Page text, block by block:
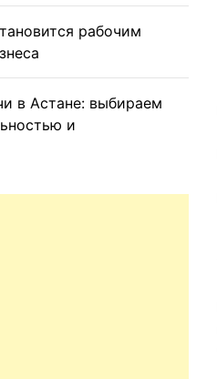
рабочим
в Астане: выбираем
и